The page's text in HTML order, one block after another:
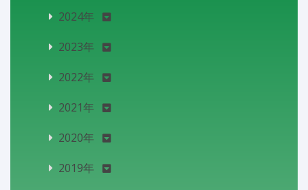
2024年
2023年
2022年
2021年
2020年
2019年